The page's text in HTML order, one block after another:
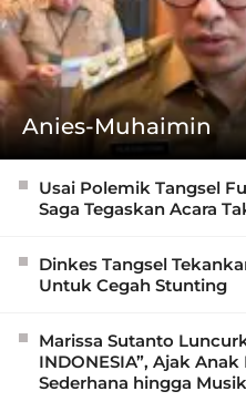
Anies-Muhaimin
Usai Polemik Tangsel
Saga Tegaskan Acara
Dinkes Tangsel
Untuk Cegah Stunting
Marissa Sutanto
INDONESIA”, Ajak
Sederhana hingga